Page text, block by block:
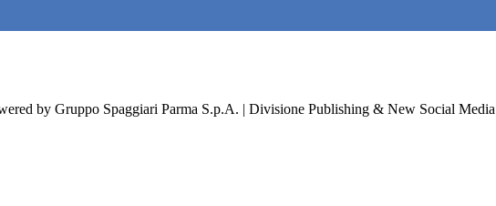
by Gruppo Spaggiari Parma S.p.A. | Divisione Publishing & New Social Media